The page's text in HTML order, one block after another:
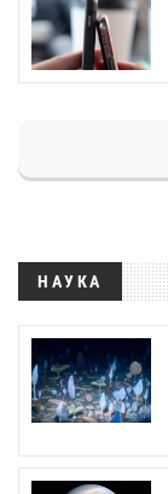
НАУКА